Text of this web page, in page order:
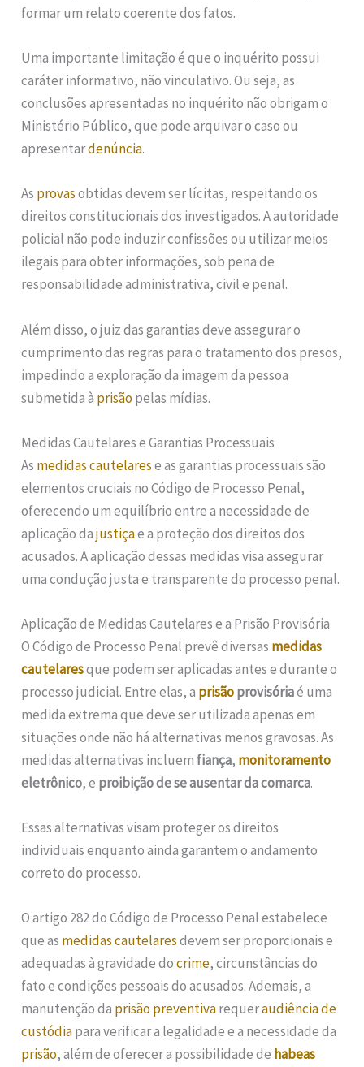
formar um relato coerente dos fatos.
Uma importante limitação é que o inquérito possui
caráter informativo, não vinculativo. Ou seja, as
conclusões apresentadas no inquérito não obrigam o
Ministério Público, que pode arquivar o caso ou
apresentardenúncia.
As provasobtidas devem ser lícitas, respeitando os
direitos constitucionais dos investigados. A autoridade
policial não pode induzir confissões ou utilizar meios
ilegais para obter informações, sob pena de
responsabilidade administrativa, civil e penal.
Além disso, o juiz das garantias deve assegurar o
cumprimento das regras para o tratamento dos presos,
impedindo a exploração da imagem da pessoa
submetida à prisãopelas mídias.
Medidas Cautelares e Garantias Processuais
As medidas cautelarese as garantias processuais são
elementos cruciais no Código de Processo Penal,
oferecendo um equilíbrio entre a necessidade de
aplicação dajustiçae a proteção dos direitos dos
acusados. A aplicação dessas medidas visa assegurar
uma condução justa e transparente do processo penal.
Aplicação de Medidas Cautelares e a Prisão Provisória
O Código de Processo Penal prevê diversas medidas
cautelaresque podem ser aplicadas antes e durante o
processo judicial. Entre elas, a prisãoprovisóriaé uma
medida extrema que deve ser utilizada apenas em
situações onde não há alternativas menos gravosas. As
medidas alternativas incluem fiança, monitoramento
eletrônico, e proibição de se ausentar da comarca.
Essas alternativas visam proteger os direitos
individuais enquanto ainda garantem o andamento
correto do processo.
O artigo 282 do Código de Processo Penal estabelece
que as medidas cautelaresdevem ser proporcionais e
adequadas à gravidade docrime, circunstâncias do
fato e condições pessoais do acusados. Ademais, a
manutenção da prisão preventivarequeraudiência de
custódiapara verificar a legalidade e a necessidade da
prisão, além de oferecer a possibilidade de habeas